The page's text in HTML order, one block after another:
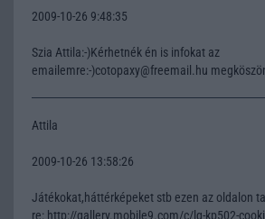
2009-10-26 9:48:35
Szia Attila:-)Kérhetnék én is infokat az
emailemre:-)cotopaxy@freemail.hu
Attila
2009-10-26 13:58:26
Játékokat,háttérképeket stb ezen az oldalon
re: http://gallery.mobile9.com/c/lg-kp502-